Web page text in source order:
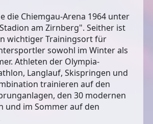
die Chiemgau-Arena 1964 unter
am Zirnberg". Seither ist
wichtiger Trainingsort für
sowohl im Winter als
Athleten der Olympia-
Langlauf, Skispringen und
trainieren auf den
den 30 modernen
und im Sommer auf den